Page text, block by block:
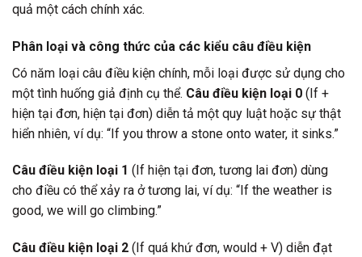
quả một cách chính xác.
Phân loại và công thức của các kiểu câu điều kiện
Có năm loại câu điều kiện chính, mỗi loại được sử dụng cho
một tình huống giả định cụ thể. Câu điều kiện loại 0 (If +
hiện tại đơn, hiện tại đơn) diễn tả một quy luật hoặc sự thật
hiển nhiên, ví dụ: “If you throw a stone onto water, it sinks.”
Câu điều kiện loại 1 (If hiện tại đơn, tương lai đơn) dùng
cho điều có thể xảy ra ở tương lai, ví dụ: “If the weather is
good, we will go climbing.”
Câu điều kiện loại 2 (If quá khứ đơn, would + V) diễn đạt